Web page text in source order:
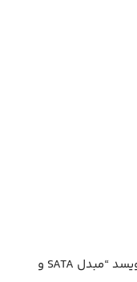
اولین کسی باشید که دیدگاهی می نویسد “مبدل SATA و